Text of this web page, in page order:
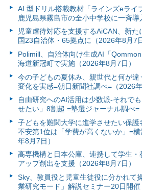
AI 型ドリル搭載教材「ラインズeライ
鹿児島県霧島市の全小中学校に一斉導
児童虐待対応を支援するAiCAN、新
国23自治体・65拠点に（2026年8月7日
Polimill、自治体向け生成AI「
海道新冠町で実施（2026年8月7日）
今の子どもの夏休み、親世代と何が
変化を実感=朝日新聞社調べ=（2026年
自由研究へのAI活用は少数派-それで
せたい」8割超 =塾選ジャーナル調べ=
子どもを難関大学に進学させたい保
不安第1位は「学費が高くないか」=
年8月7日）
高専機構と日本公庫、連携して学生・
アップ創出を支援（2026年8月7日）
Sky、教員役と児童生徒役に分かれて
業研究モード」解説セミナー20日開催